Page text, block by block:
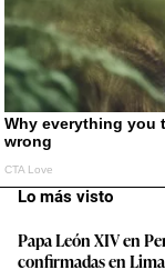
Lo más visto
Papa León XIV en
confirmadas en